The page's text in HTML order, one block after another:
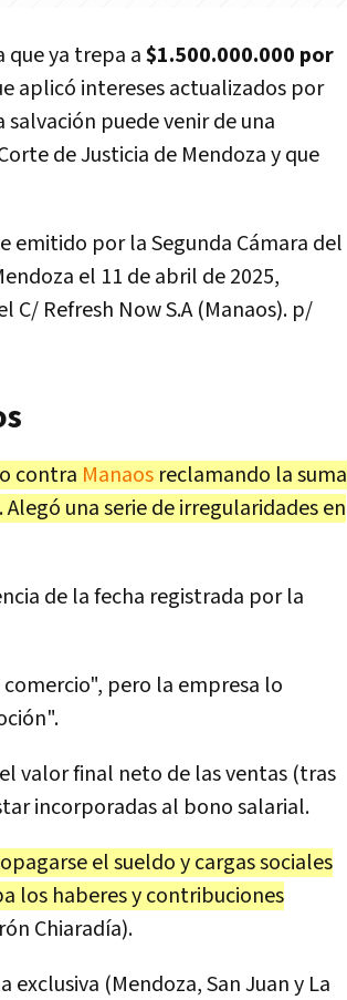
que ya trepa a$1.500.000.000 por
aplicó intereses actualizados por
salvación puede venir de una
de Justicia de Mendoza y que
emitido por la Segunda Cámara del
el 11 de abril de 2025,
Refresh Now S.A (Manaos). p/
contra Manaos reclamando la suma
una serie de irregularidades en
de la fecha registrada por la
pero la empresa lo
valor final neto de las ventas (tras
incorporadas al bono salarial.
el sueldo y cargas sociales
los haberes y contribuciones
Chiaradía).
exclusiva (Mendoza, San Juan y La